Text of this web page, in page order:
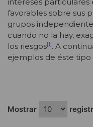
favorables sobre sus
grupos
cuando no la hay,
los riesgos[1]. A
ejemplos de éste tipo
Mostrar